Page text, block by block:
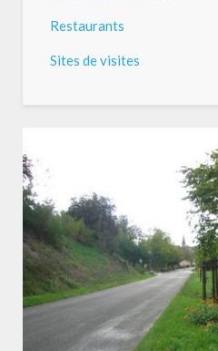
Restaurants
Sites de visites